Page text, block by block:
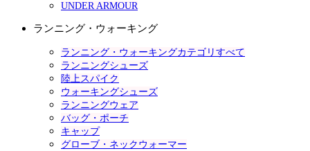
UNDER ARMOUR
ランニング・ウォーキング
ランニング・ウォーキングカテゴリすべて
ランニングシューズ
陸上スパイク
ウォーキングシューズ
ランニングウェア
バッグ・ポーチ
キャップ
グローブ・ネックウォーマー